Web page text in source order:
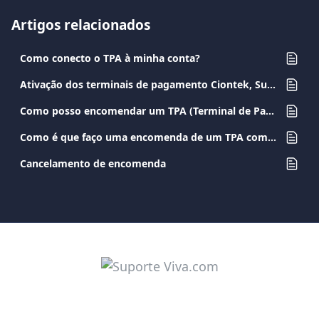
Artigos relacionados
Como conecto o TPA à minha conta?
Ativação dos terminais de pagamento Ciontek, Sunmi e PAX A8900
Como posso encomendar um TPA (Terminal de Pagamento)?
Como é que faço uma encomenda de um TPA como cliente existente?
Cancelamento de encomenda